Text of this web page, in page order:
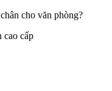
cho văn phòng?
cao cấp